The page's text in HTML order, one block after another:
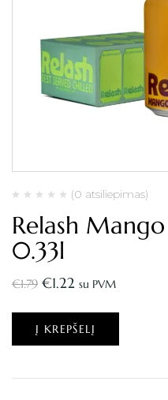
(0 atsiliepimas)
Relash
0.33l
€1.79 €1.22 su PVM
Į KREPŠELĮ